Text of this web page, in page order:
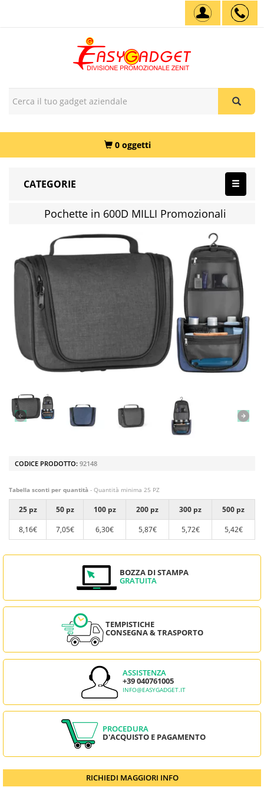
0 oggetti
CATEGORIE
Pochette in 600D MILLI Promozionali
CODICE PRODOTTO: 92148
Tabella sconti per quantità - Quantità minima 25 PZ
25 pz 50 pz 100 pz 200 pz 300 pz
500 pz
8,16€
7,05€ 6,30€ 5,87€ 5,72€ 5,42€
BOZZA DI STAMPA
GRATUITA
TEMPISTICHE
CONSEGNA & TRASPORTO
ASSISTENZA
+39 040761005
INFO@EASYGADGET.IT
PROCEDURA
D'ACQUISTO E PAGAMENTO
RICHIEDI MAGGIORI INFO